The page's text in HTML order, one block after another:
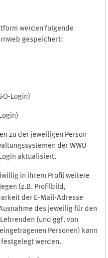
werden folgende
gespeichert:
Login)
zu der jeweiligen Person
der WWU
aktualisiert.
in ihrem Profil weitere
(z.B. Profilbild,
der E-Mail-Adresse
des jeweilig für den
(und ggf. von
Personen) kann
werden.